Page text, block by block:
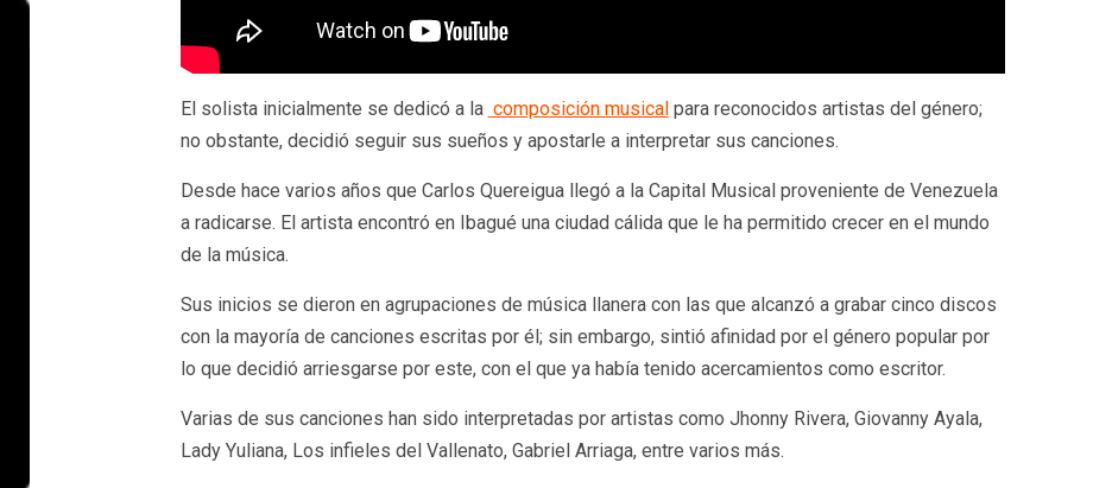
El solista inicialmente se dedicó a la composición musicalpara reconocidos artistas del género;
no obstante, decidió seguir sus sueños y apostarle a interpretar sus canciones.
Desde hace varios años que Carlos Quereigua llegó a la Capital Musical proveniente de Venezuela
a radicarse. El artista encontró en Ibagué una ciudad cálida que le ha permitido crecer en el mundo
de la música.
Sus inicios se dieron en agrupaciones de música llanera con las que alcanzó a grabar cinco discos
con la mayoría de canciones escritas por él; sin embargo, sintió afinidad por el género popular por
lo que decidió arriesgarse por este, con el que ya había tenido acercamientos como escritor.
Varias de sus canciones han sido interpretadas por artistas como Jhonny Rivera, Giovanny Ayala,
Lady Yuliana, Los infieles del Vallenato, Gabriel Arriaga, entre varios más.